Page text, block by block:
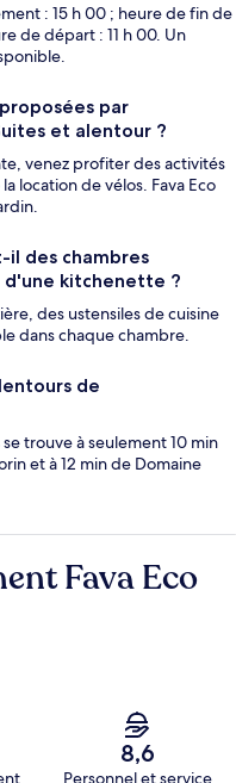
: 15 h 00 ; heure de fin de
de départ : 11 h 00. Un
par
et alentour ?
venez profiter des activités
location de vélos. Fava Eco
des chambres
d'une kitchenette ?
des ustensiles de cuisine
dans chaque chambre.
de
trouve à seulement 10 min
et à 12 min de Domaine
Fava Eco
8,6
Personnel et service